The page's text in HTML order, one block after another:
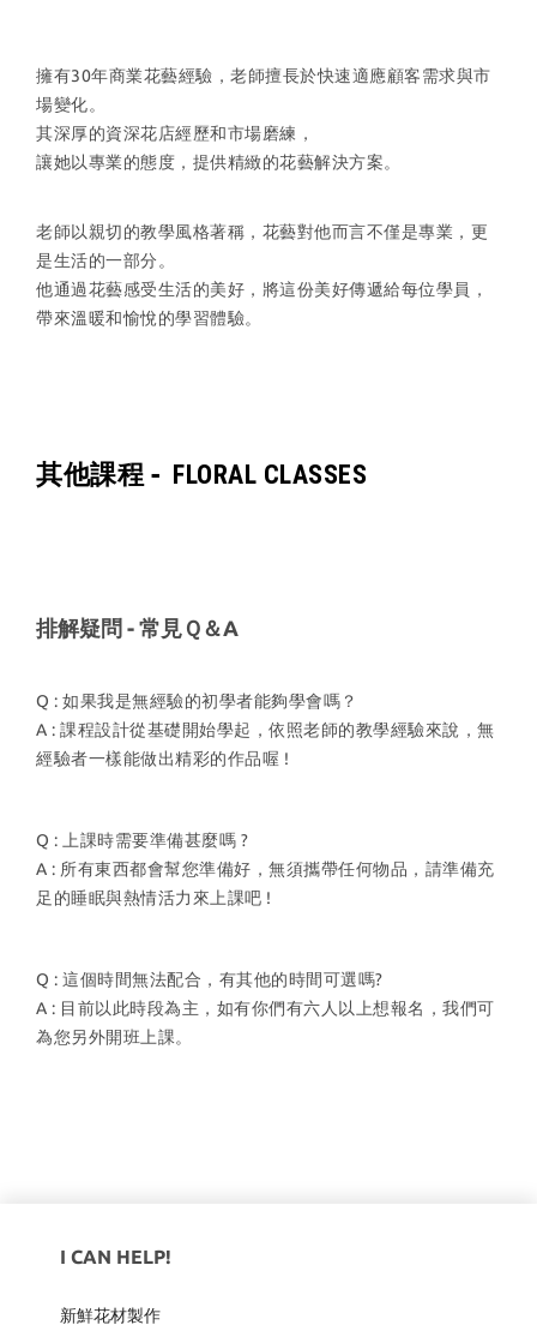
擁有30年商業花藝經驗，老師擅長於快速適應顧客需求與市
場變化。
其深厚的資深花店經歷和市場磨練，
讓她以專業的態度，提供精緻的花藝解決方案。
老師以親切的教學風格著稱，花藝對他而言不僅是專業，更
是生活的一部分。
他通過花藝感受生活的美好，將這份美好傳遞給每位學員，
帶來溫暖和愉悅的學習體驗。
其他課程 - FLORAL CLASSES
排解疑問 - 常見Ｑ＆A
Q : 如果我是無經驗的初學者能夠學會嗎？
A : 課程設計從基礎開始學起，依照老師的教學經驗來說，無
經驗者一樣能做出精彩的作品喔 !
Q : 上課時需要準備甚麼嗎 ?
A : 所有東西都會幫您準備好，無須攜帶任何物品，請準備充
足的睡眠與熱情活力來上課吧 !
Q : 這個時間無法配合，有其他的時間可選嗎?
A : 目前以此時段為主，如有你們有六人以上想報名，我們可
為您另外開班上課。
I CAN HELP!
新鮮花材製作